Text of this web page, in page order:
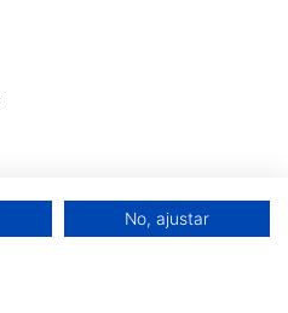
No, ajustar